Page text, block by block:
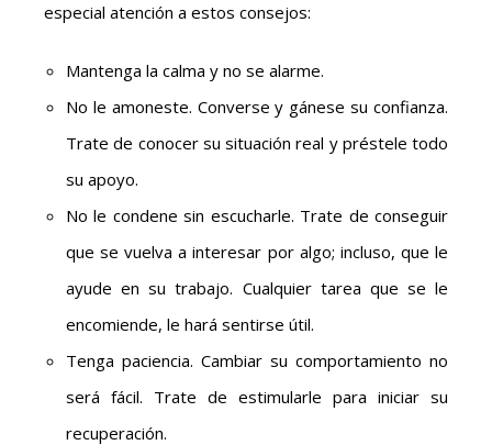
especial atención a estos consejos:
Mantenga la calma y no se alarme.
No le amoneste. Converse y gánese su confianza.
Trate de conocer su situación real y préstele todo
su apoyo.
No le condene sin escucharle. Trate de conseguir
que se vuelva a interesar por algo; incluso, que le
ayude en su trabajo. Cualquier tarea que se le
encomiende, le hará sentirse útil.
Tenga paciencia. Cambiar su comportamiento no
será fácil. Trate de estimularle para iniciar su
recuperación.